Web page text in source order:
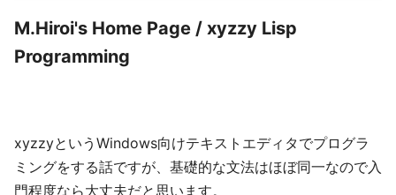
M.Hiroi's Home Page / xyzzy Lisp
Programming
xyzzyというWindows向けテキストエディタでプログラ
ミングをする話ですが、基礎的な文法はほぼ同一なので入
門程度なら大丈夫だと思います。